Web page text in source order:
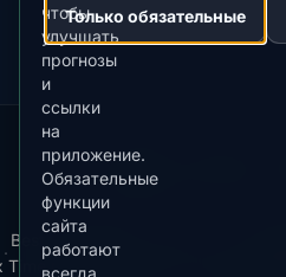
Our
Apps:
Snow
Forecast
·
Best
Time
·
Скачать
приложение
чтобы
улучшать
прогнозы
и
ссылки
на
приложение.
Обязательные
функции
сайта
работают
всегда.
Только обязательные